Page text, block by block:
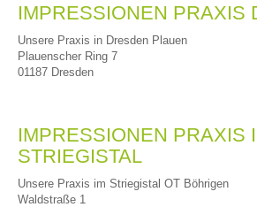
IMPRESSIONEN PRAXIS
Unsere Praxis in Dresden Plauen
Plauenscher Ring 7
01187 Dresden
IMPRESSIONEN PRAXIS
STRIEGISTAL
Unsere Praxis im Striegistal OT Böhrigen
Waldstraße 1